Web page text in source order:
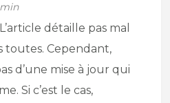
min
détaille pas mal
toutes. Cependant,
d’une mise à jour qui
Si c’est le cas,